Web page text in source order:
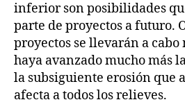
inferior son posibilidades
parte de proyectos a futuro.
proyectos se llevarán a
haya avanzado mucho más
la subsiguiente erosión que
afecta a todos los relieves.